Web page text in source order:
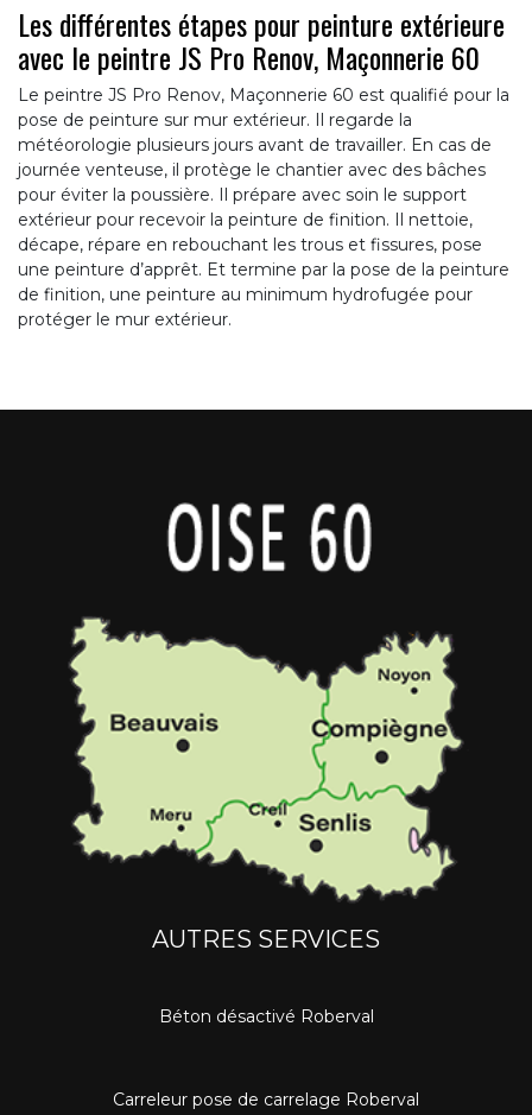
Les différentes étapes pour peinture extérieure
avec le peintre JS Pro Renov, Maçonnerie 60
Le peintre JS Pro Renov, Maçonnerie 60 est qualifié pour la
pose de peinture sur mur extérieur. Il regarde la
météorologie plusieurs jours avant de travailler. En cas de
journée venteuse, il protège le chantier avec des bâches
pour éviter la poussière. Il prépare avec soin le support
extérieur pour recevoir la peinture de finition. Il nettoie,
décape, répare en rebouchant les trous et fissures, pose
une peinture d’apprêt. Et termine par la pose de la peinture
de finition, une peinture au minimum hydrofugée pour
protéger le mur extérieur.
AUTRES SERVICES
Béton désactivé Roberval
Carreleur pose de carrelage Roberval